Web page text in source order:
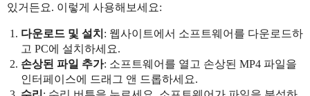
있거든요. 이렇게 사용해보세요:
다운로드 및 설치 : 웹사이트에서 소프트웨어를 다운로드하
고 PC에 설치하세요.
손상된 파일 추가: 소프트웨어를 열고 손상된 MP4 파일을
인터페이스에 드래그 앤 드롭하세요.